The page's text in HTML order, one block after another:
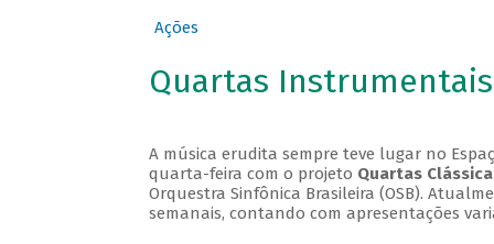
Ações
Quartas
A música erudita sempre teve lugar no
quarta-feira com o projeto Quartas
Orquestra Sinfônica Brasileira (OSB).
semanais, contando com apresentações